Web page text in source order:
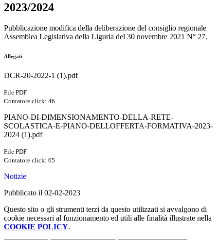
2023/2024
Pubblicazione modifica della deliberazione del consiglio regionale
Assemblea Legislativa della Liguria del 30 novembre 2021 N° 27.
Allegati
DCR-20-2022-1 (1).pdf
File PDF
Contatore click: 46
PIANO-DI-DIMENSIONAMENTO-DELLA-RETE-
SCOLASTICA-E-PIANO-DELLOFFERTA-FORMATIVA-2023-
2024 (1).pdf
File PDF
Contatore click: 65
Notizie
Pubblicato il 02-02-2023
Questo sito o gli strumenti terzi da questo utilizzati si avvalgono di
cookie necessari al funzionamento ed utili alle finalità illustrate nella
COOKIE POLICY.